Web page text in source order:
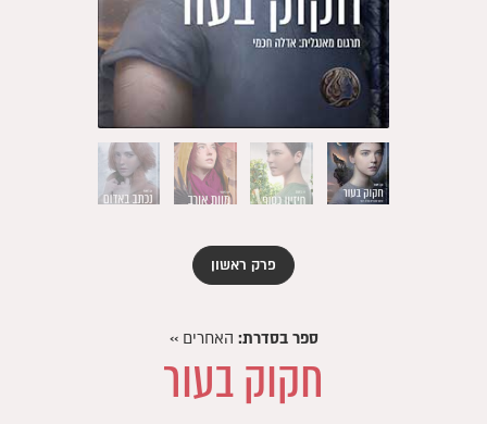
פרק ראשון
ספר בסדרת: האחרים ››
חקוק בעור